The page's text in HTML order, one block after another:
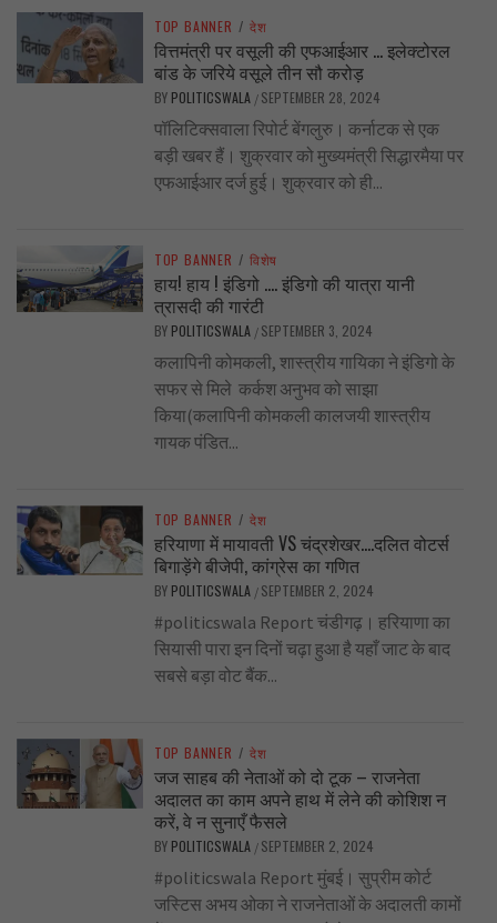
TOP BANNER / देश
वित्तमंत्री पर वसूली की एफआईआर … इलेक्टोरल
बांड के जरिये वसूले तीन सौ करोड़
BY POLITICSWALA / SEPTEMBER 28, 2024
पॉलिटिक्सवाला रिपोर्ट बेंगलुरु। कर्नाटक से एक
बड़ी खबर हैं। शुक्रवार को मुख्यमंत्री सिद्धारमैया पर
एफआईआर दर्ज हुई। शुक्रवार को ही...
TOP BANNER / विशेष
हाय! हाय ! इंडिगो …. इंडिगो की यात्रा यानी
त्रासदी की गारंटी
BY POLITICSWALA / SEPTEMBER 3, 2024
कलापिनी कोमकली, शास्त्रीय गायिका ने इंडिगो के
सफर से मिले कर्कश अनुभव को साझा
किया(कलापिनी कोमकली कालजयी शास्त्रीय
गायक पंडित...
TOP BANNER / देश
हरियाणा में मायावती VS चंद्रशेखर….दलित वोटर्स
बिगाड़ेंगे बीजेपी, कांग्रेस का गणित
BY POLITICSWALA / SEPTEMBER 2, 2024
#politicswala Report चंडीगढ़। हरियाणा का
सियासी पारा इन दिनों चढ़ा हुआ है यहाँ जाट के बाद
सबसे बड़ा वोट बैंक...
TOP BANNER / देश
जज साहब की नेताओं को दो टूक – राजनेता
अदालत का काम अपने हाथ में लेने की कोशिश न
करें, वे न सुनाएँ फैसले
BY POLITICSWALA / SEPTEMBER 2, 2024
#politicswala Report मुंबई। सुप्रीम कोर्ट
जस्टिस अभय ओका ने राजनेताओं के अदालती कामों